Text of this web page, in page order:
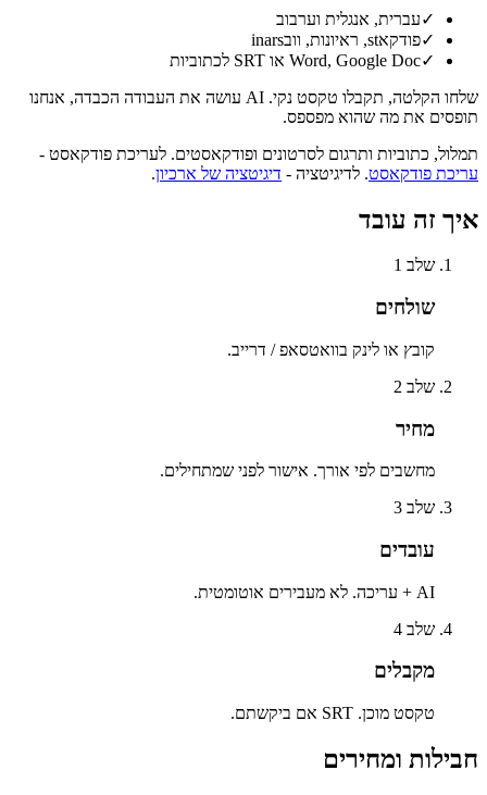
✓עברית, אנגלית וערבוב
✓פודקאst, ראיונות, וובinars
✓Word, Google Doc או SRT לכתוביות
שלחו הקלטה, תקבלו טקסט נקי. AI עושה את העבודה הכבדה, אנחנו
תופסים את מה שהוא מפספס.
תמלול, כתוביות ותרגום לסרטונים ופודקאסטים. לעריכת פודקאסט -
עריכת פודקאסט. לדיגיטציה - דיגיטציה של ארכיון.
איך זה עובד
שלב 1
שולחים
קובץ או לינק בוואטסאפ / דרייב.
שלב 2
מחיר
מחשבים לפי אורך. אישור לפני שמתחילים.
שלב 3
עובדים
AI + עריכה. לא מעבירים אוטומטית.
שלב 4
מקבלים
טקסט מוכן. SRT אם ביקשתם.
חבילות ומחירים